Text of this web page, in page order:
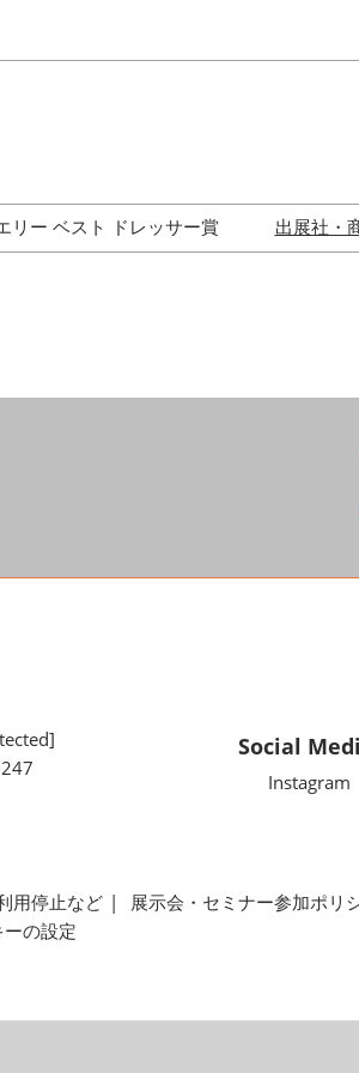
リー ベスト ドレッサー賞
出展社・
Social
Instagram
用停止など 展示会・セミナー参加ポリ
ーの設定